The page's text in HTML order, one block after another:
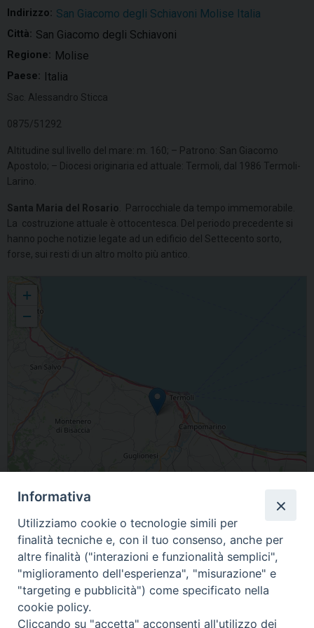
Indirizzo: San Giacomo degli Schiavoni Molise Italia
Città: San Giacomo degli Schiavoni
Regione: Molise
Paese: Italia
Sac. Alessandro Sticca
0875/51292
Altitudine sul livello del mare: m. 160; – Patrono: San Giacomo
Apostolo; – Diocesi originaria ed attuale: Termoli, dal 1986 Termoli-
Larino.
Santa Maria del Rosario . Parrocchiale da tempo immemorabile.
La costruzione attuale è ottocentesca. Del periodo precedente si
hanno poche notizie legate ad un edificio del Settecento sorto,
forse, sui resti di un altro molto più antico.
SS Rosario
+
−
| Map data © OpenStreetMap contributors
San Giacomo degli Schiavoni Molise Italia
Informativa
Utilizziamo cookie o tecnologie simili per
finalità tecniche e, con il tuo consenso, anche per
altre finalità ("interazioni e funzionalità semplici",
"miglioramento dell'esperienza", "misurazione" e
"targeting e pubblicità") come specificato nella
cookie policy.
Cliccando su "accetta" acconsenti all'utilizzo dei